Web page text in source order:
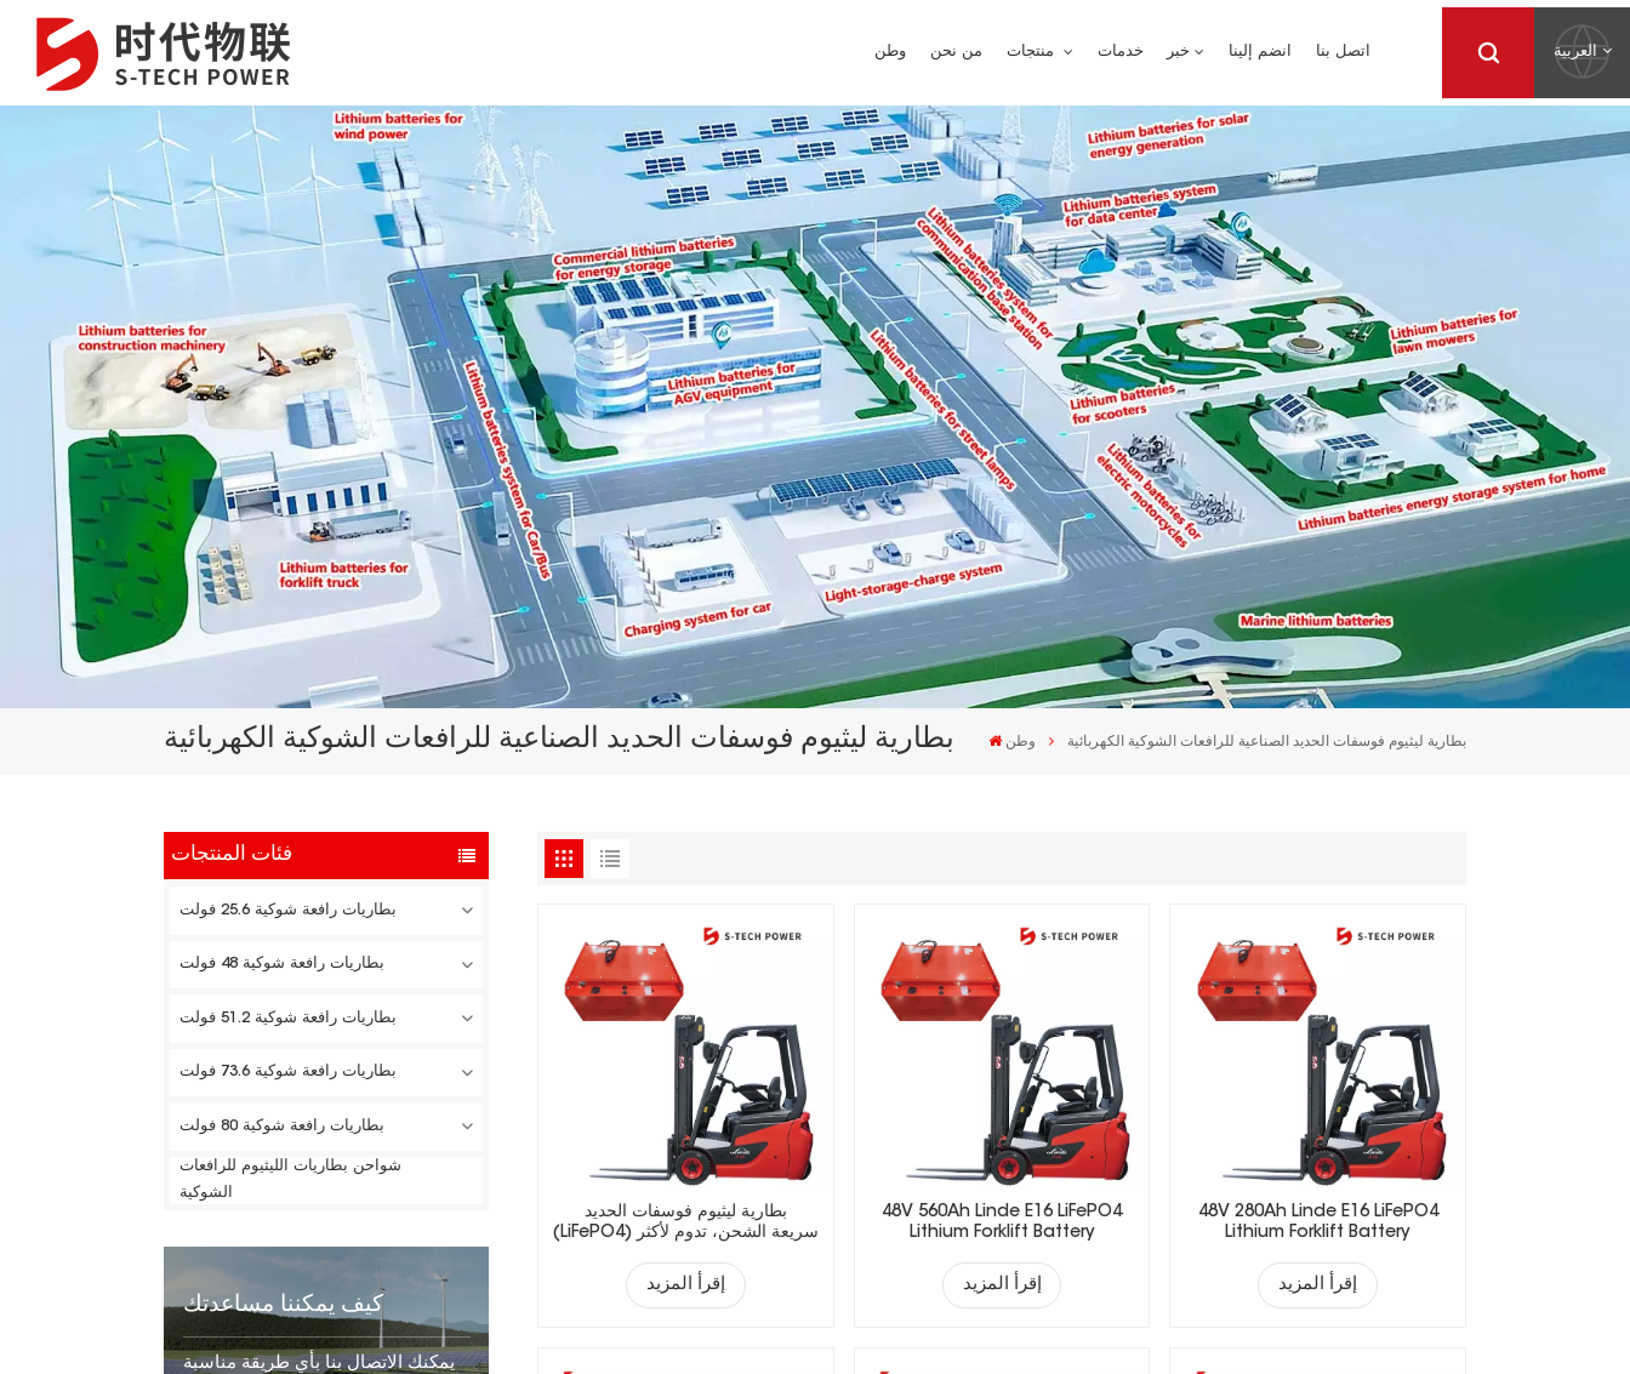
وطن من نحن خدمات خبر انضم إلينا اتصل بنا العربية
بطارية ليثيوم فوسفات الحديد الصناعية للرافعات الشوكية الكهربائية وطن بطارية ليثيوم فوسفات الحديد الصناعية للرافعات الشوكية الكهربائية
فئات المنتجات
بطاريات رافعة شوكية 25.6 فولت
بطاريات رافعة شوكية 48 فولت
بطاريات رافعة شوكية 51.2 فولت
بطاريات رافعة شوكية 73.6 فولت
بطاريات رافعة شوكية 80 فولت
شواحن بطاريات الليثيوم للرافعات
الشوكية
كيف يمكننا مساعدتك
يمكنك الاتصال بنا بأي طريقة مناسبة
بطارية ليثيوم فوسفات الحديد
(LiFePO4) سريعة الشحن، تدوم لأكثر
إقرأ المزيد
48V 560Ah Linde E16 LiFePO4
Lithium Forklift Battery
إقرأ المزيد
48V 280Ah Linde E16 LiFePO4
Lithium Forklift Battery
إقرأ المزيد